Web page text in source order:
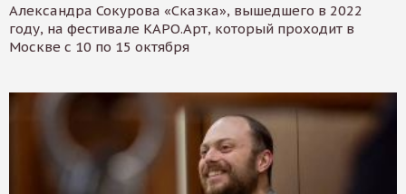
Александра Сокурова «Сказка», вышедшего в 2022
году, на фестивале КАРО.Арт, который проходит в
Москве с 10 по 15 октября